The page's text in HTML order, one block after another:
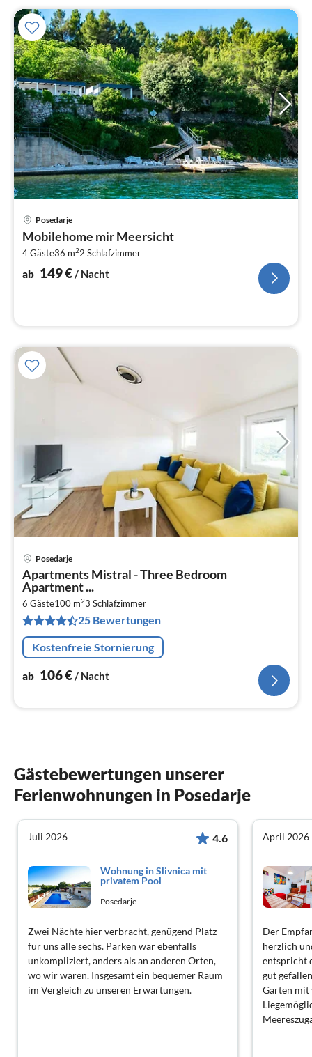
Posedarje
Mobilehome mir Meersicht
4 Gäste36 m22 Schlafzimmer
ab 149€/ Nacht
Posedarje
Apartments Mistral - Three Bedroom
Apartment ...
6 Gäste100 m23 Schlafzimmer
25 Bewertungen
Kostenfreie Stornierung
ab 106€/ Nacht
Gästebewertungen unserer
Ferienwohnungen in Posedarje
Juli 2026 4.6
Wohnung in Slivnica mit
privatem Pool
Posedarje
Zwei Nächte hier verbracht, genügend Platz
für uns alle sechs. Parken war ebenfalls
unkompliziert, anders als an anderen Orten,
wo wir waren. Insgesamt ein bequemer Raum
im Vergleich zu unseren Erwartungen.
April 2026
Der
herzlich
entspricht
gut
Garten mit